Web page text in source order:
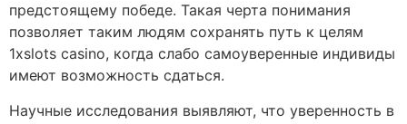
предстоящему победе. Такая черта понимания
позволяет таким людям сохранять путь к целям
1xslots casino, когда слабо самоуверенные индивиды
имеют возможность сдаться.
Научные исследования выявляют, что уверенность в